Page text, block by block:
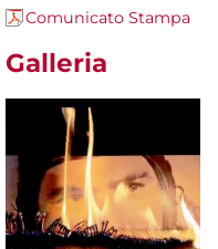
Comunicato Stampa
Galleria